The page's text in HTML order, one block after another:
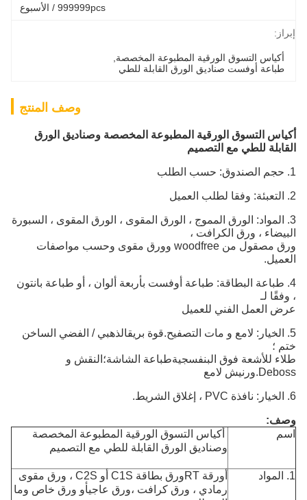
999999pcs / الأسبوع
إبراز:
أكياس التسوق الورقية المطبوعة المخصصة,
طباعة أوفست صناديق الورق القابلة للطي
وصف المنتج
أكياس التسوق الورقية المطبوعة المخصصة وصناديق الورق
القابلة للطي مع التصميم
1. حجم الصندوق: حسب الطلب
2. التعبئة: وفقا لطلب العميل
3. المواد: الورق المموج ، الورق المقوى ، الورق المقوى ، السبورة
البيضاء ، ورق الكرافت ،
ورق مصقول من woodfree وورق مقوى وحسب مواصفات
العميل.
4. طباعة البطاقة: طباعة أوفست بأربعة ألوان ، أو طباعة بانتون
، وفقًا لـ
عرض العمل الفني للعميل
5. الخيار: لامع و مات التصفيح.قوة بريقالذهبي / الفضي الساخن
ختم ؛
طلاء للأشعة فوق البنفسجيةطباعة الشاشة؛النقش و
Deboss.ورنيش لامع
6. الخيار: نافذة PVC ، إغلاق الشريط.
وصف:
اسم
أكياس التسوق الورقية المطبوعة المخصصة
وصناديق الورق القابلة للطي مع التصميم
1. المواد ورقة RT
ورق بطاقة C1S أو C2S ، ورق مقوى
رمادي ، ورق كرافت ، ورق عاجيأو ورق خاص وما